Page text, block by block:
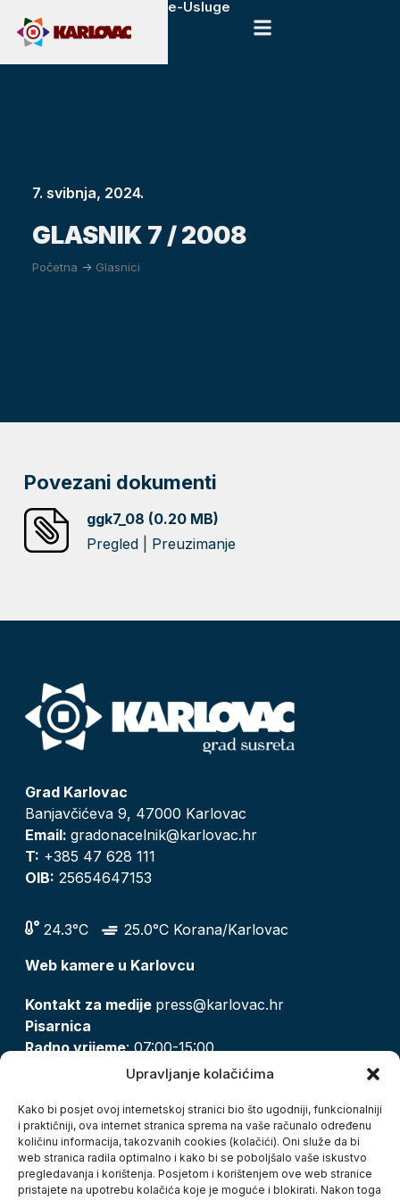
Upravljanje kolačićima
Kako bi posjet ovoj internetskoj stranici bio što ugodniji, funkcionalniji
i praktičniji, ova internet stranica sprema na vaše računalo određenu
količinu informacija, takozvanih cookies (kolačići). Oni služe da bi
web stranica radila optimalno i kako bi se poboljšalo vaše iskustvo
pregledavanja i korištenja. Posjetom i korištenjem ove web stranice
pristajete na upotrebu kolačića koje je moguće i blokirati. Nakon toga
e-Usluge
7. svibnja, 2024.
GLASNIK 7 / 2008
Početna -> Glasnici
Povezani dokumenti
ggk7_08 (0.20 MB)
Pregled
Preuzimanje
Grad Karlovac
Banjavčićeva 9, 47000 Karlovac
Email: gradonacelnik@karlovac.hr
T: +385 47 628 111
OIB: 25654647153
24.3°C
25.0°C Korana/Karlovac
Web kamere u Karlovcu
Kontakt za medije press@karlovac.hr
Pisarnica
Radno vrijeme: 07:00-15:00
pisarnica@karlovac.hr
Zaštita osobnih podataka
Pristup informacijama